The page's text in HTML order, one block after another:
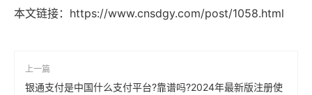
本文链接： https://www.cnsdgy.com/post/1058.html
上一篇
银通支付是中国什么支付平台?靠谱吗?2024年最新版注册使